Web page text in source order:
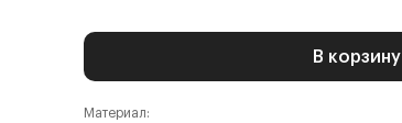
В корзину
Материал: